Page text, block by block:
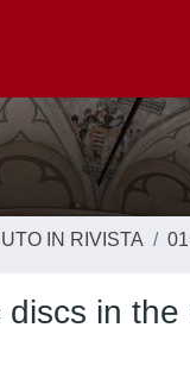
IN RIVISTA
in